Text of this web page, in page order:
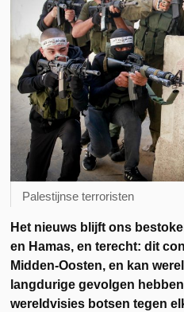
Palestijnse terroristen
Het nieuws blijft ons
en Hamas, en terecht: dit
Midden-Oosten, en kan
langdurige gevolgen
wereldvisies botsen tegen